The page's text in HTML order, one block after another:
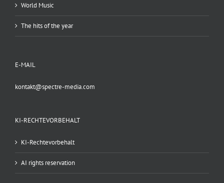
World Music
The hits of the year
E-MAIL
kontakt@spectre-media.com
KI-RECHTEVORBEHALT
KI-Rechtevorbehalt
AI rights reservation